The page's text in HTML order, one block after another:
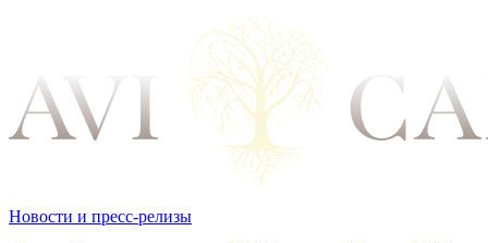
Новости и пресс-релизы